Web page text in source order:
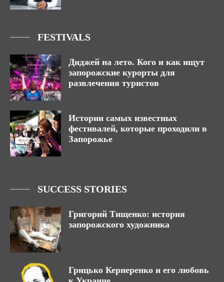
FESTIVALS
Диджей на лето. Кого и как ищут
запорожские курорты для
развлечения туристов
Истории самых известных
фестивалей, которые проходили в
Запорожье
SUCCESS STORIES
Григорий Тищенко: история
запорожского художника
Грицько Кернеренко и его любовь